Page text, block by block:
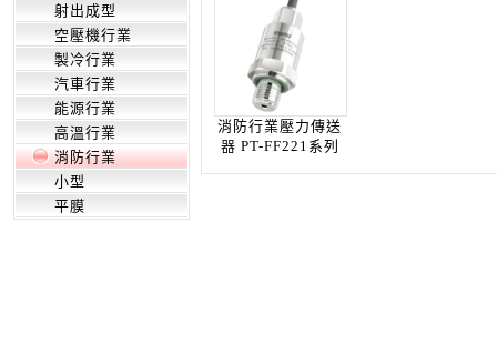
射出成型
空壓機行業
製冷行業
汽車行業
能源行業
高溫行業
消防行業
小型
平膜
消防行業壓力傳送
器 PT-FF221系列